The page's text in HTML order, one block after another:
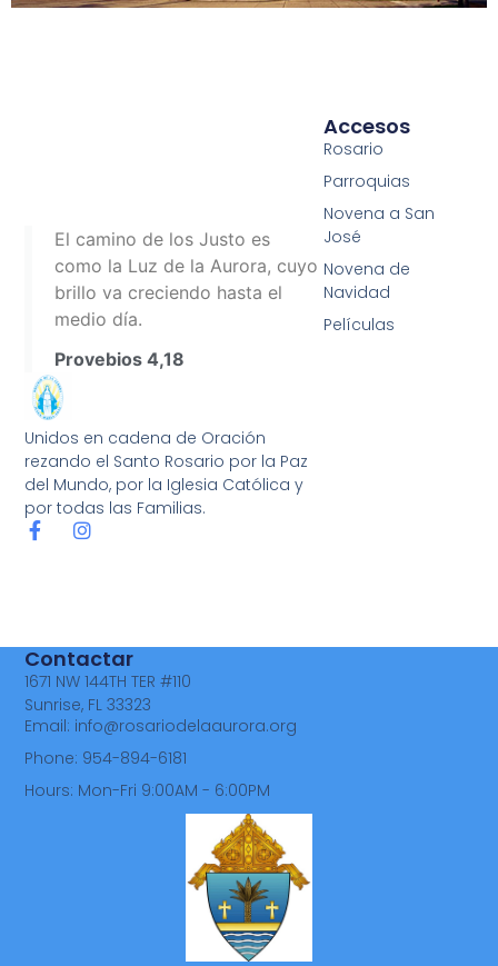
El camino de los Justo es
como la Luz de la Aurora, cuyo
brillo va creciendo hasta el
medio día.
Provebios 4,18
Unidos en cadena de Oración
rezando el Santo Rosario por la Paz
del Mundo, por la Iglesia Católica y
por todas las Familias.
Accesos
Rosario
Parroquias
Novena a San
José
Novena de
Navidad
Películas
Contactar
1671 NW 144TH TER #110
Sunrise, FL 33323
Email: info@rosariodelaaurora.org
Phone: 954-894-6181
Hours: Mon-Fri 9:00AM - 6:00PM